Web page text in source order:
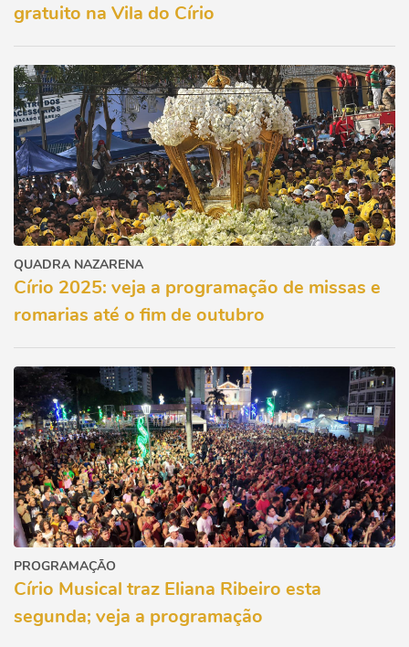
gratuito na Vila do Círio
QUADRA NAZARENA
Círio 2025: veja a programação de missas e
romarias até o fim de outubro
PROGRAMAÇÃO
Círio Musical traz Eliana Ribeiro esta
segunda; veja a programação